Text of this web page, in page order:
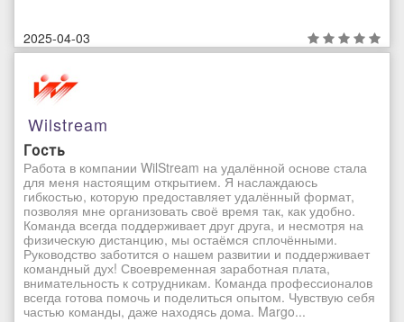
2025-04-03
Wilstream
Гость
Работа в компании WilStream на удалённой основе стала
для меня настоящим открытием. Я наслаждаюсь
гибкостью, которую предоставляет удалённый формат,
позволяя мне организовать своё время так, как удобно.
Команда всегда поддерживает друг друга, и несмотря на
физическую дистанцию, мы остаёмся сплочёнными.
Руководство заботится о нашем развитии и поддерживает
командный дух! Своевременная заработная плата,
внимательность к сотрудникам. Команда профессионалов
всегда готова помочь и поделиться опытом. Чувствую себя
частью команды, даже находясь дома. Margo...